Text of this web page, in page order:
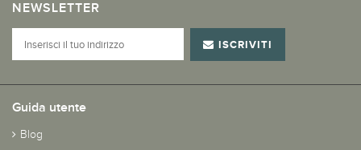
NEWSLETTER
ISCRIVITI
Guida utente
Blog